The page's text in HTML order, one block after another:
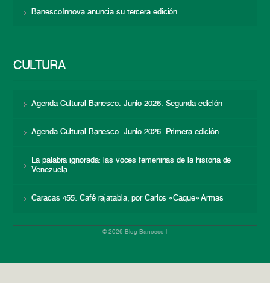
BanescoInnova anuncia su tercera edición
CULTURA
Agenda Cultural Banesco. Junio 2026. Segunda edición
Agenda Cultural Banesco. Junio 2026. Primera edición
La palabra ignorada: las voces femeninas de la historia de
Venezuela
Caracas 455: Café rajatabla, por Carlos «Caque» Armas
© 2026 Blog Banesco |